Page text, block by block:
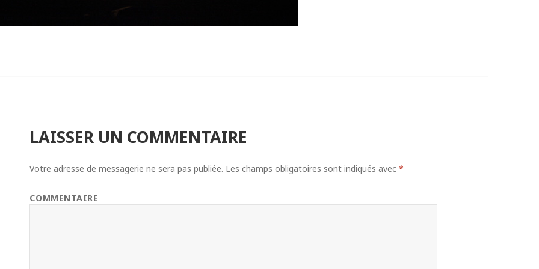
LAISSER UN COMMENTAIRE
Votre adresse de messagerie ne sera pas publiée. Les champs obligatoires sont indiqués avec*
COMMENTAIRE